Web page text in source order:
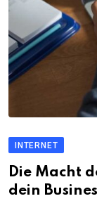
INTERNET
Die Macht
dein